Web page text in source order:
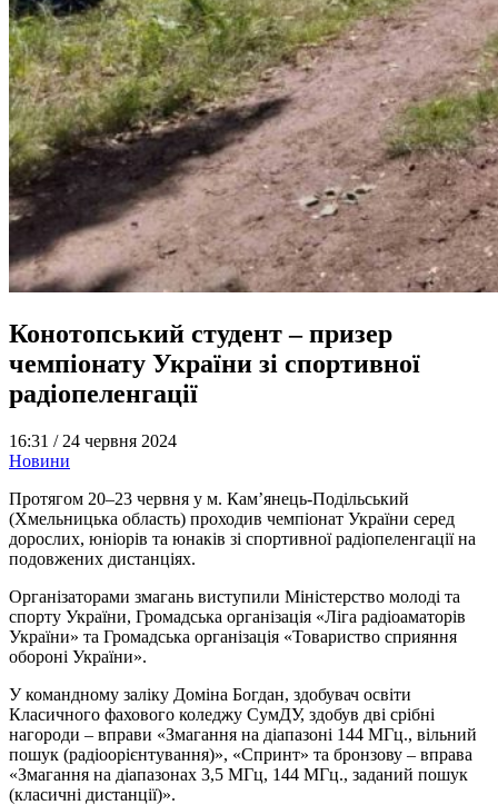
Конотопський студент – призер
чемпіонату України зі спортивної
радіопеленгації
16:31 / 24 червня 2024
Новини
Протягом 20–23 червня у м. Кам’янець-Подільський
(Хмельницька область) проходив чемпіонат України серед
дорослих, юніорів та юнаків зі спортивної радіопеленгації на
подовжених дистанціях.
Організаторами змагань виступили Міністерство молоді та
спорту України, Громадська організація «Ліга радіоаматорів
України» та Громадська організація «Товариство сприяння
обороні України».
У командному заліку Доміна Богдан, здобувач освіти
Класичного фахового коледжу СумДУ, здобув дві срібні
нагороди – вправи «Змагання на діапазоні 144 МГц., вільний
пошук (радіоорієнтування)», «Спринт» та бронзову – вправа
«Змагання на діапазонах 3,5 МГц, 144 МГц., заданий пошук
(класичні дистанції)».